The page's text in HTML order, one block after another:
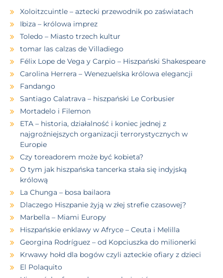
Xoloitzcuintle – aztecki przewodnik po zaświatach
Ibiza – królowa imprez
Toledo – Miasto trzech kultur
tomar las calzas de Villadiego
Félix Lope de Vega y Carpio – Hiszpański Shakespeare
Carolina Herrera – Wenezuelska królowa elegancji
Fandango
Santiago Calatrava – hiszpański Le Corbusier
Mortadelo i Filemon
ETA – historia, działalność i koniec jednej z
najgroźniejszych organizacji terrorystycznych w
Europie
Czy toreadorem może być kobieta?
O tym jak hiszpańska tancerka stała się indyjską
królową
La Chunga – bosa bailaora
Dlaczego Hiszpanie żyją w złej strefie czasowej?
Marbella – Miami Europy
Hiszpańskie enklawy w Afryce – Ceuta i Melilla
Georgina Rodríguez – od Kopciuszka do milionerki
Krwawy hołd dla bogów czyli azteckie ofiary z dzieci
El Polaquito